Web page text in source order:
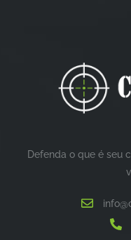
Defenda o que é seu